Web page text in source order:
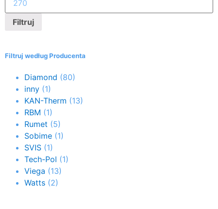
Filtruj
Filtruj według Producenta
Diamond (80)
inny (1)
KAN-Therm (13)
RBM (1)
Rumet (5)
Sobime (1)
SVIS (1)
Tech-Pol (1)
Viega (13)
Watts (2)